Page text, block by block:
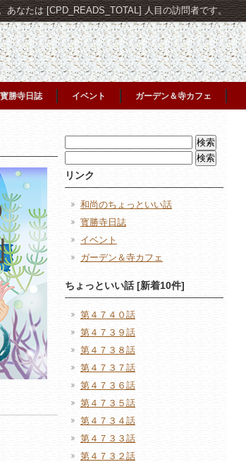
あなたは [CPD_READS_TOTAL] 人目の訪問者です。
寳勝寺日誌 イベント ガーデン＆寺カフェ
索:
索:
リンク
和尚のちょっといい話
寳勝寺日誌
イベント
ガーデン＆寺カフェ
ちょっといい話 [新着10件]
第４７４０話
第４７３９話
第４７３８話
第４７３７話
第４７３６話
第４７３５話
第４７３４話
第４７３３話
第４７３２話